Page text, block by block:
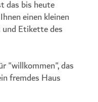
das bis heute
einen kleinen
Etikette des
"willkommen", das
fremdes Haus